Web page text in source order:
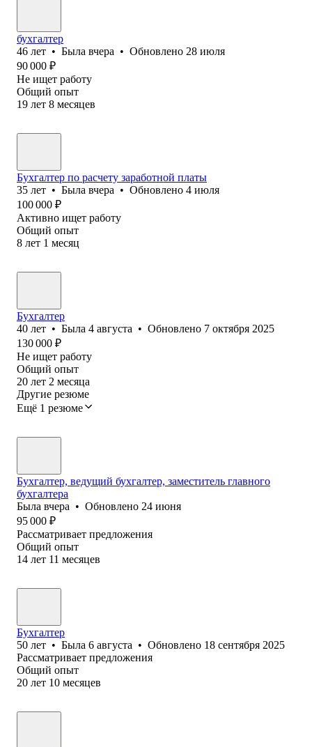
бухгалтер
46 лет • Была вчера • Обновлено 28 июля
90 000 ₽
Не ищет работу
Общий опыт
19 лет 8 месяцев
Бухгалтер по расчету заработной платы
35 лет • Была вчера • Обновлено 4 июля
100 000 ₽
Активно ищет работу
Общий опыт
8 лет 1 месяц
Бухгалтер
40 лет • Была 4 августа • Обновлено 7 октября 2025
130 000 ₽
Не ищет работу
Общий опыт
20 лет 2 месяца
Другие резюме
Ещё 1 резюме
Бухгалтер, ведущий бухгалтер, заместитель главного
бухгалтера
Была вчера • Обновлено 24 июня
95 000 ₽
Рассматривает предложения
Общий опыт
14 лет 11 месяцев
Бухгалтер
50 лет • Была 6 августа • Обновлено 18 сентября 2025
Рассматривает предложения
Общий опыт
20 лет 10 месяцев